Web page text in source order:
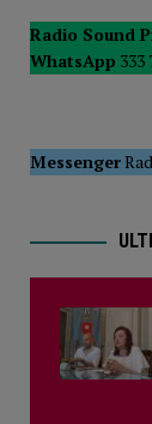
Radio Sound
WhatsApp 333
Messenger